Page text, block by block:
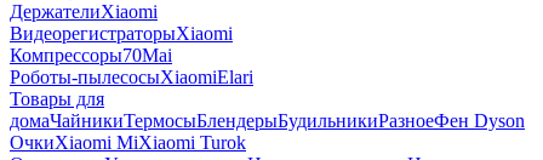
ДержателиXiaomi
ВидеорегистраторыXiaomi
Компрессоры70Mai
Роботы-пылесосыXiaomiElari
Товары для
домаЧайникиТермосыБлендерыБудильникиРазноеФен Dyson
ОчкиXiaomi MiXiaomi Turok